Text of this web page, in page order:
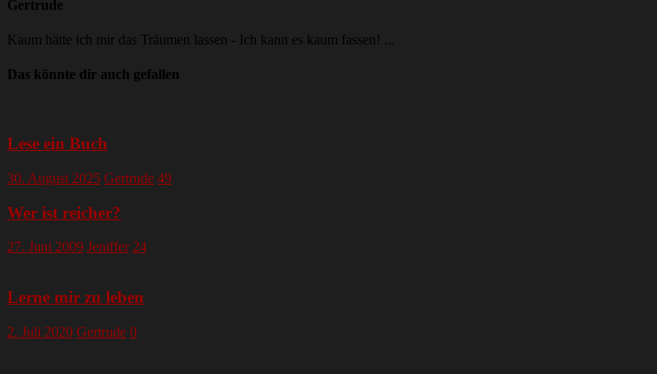
Gertrude
Kaum hätte ich mir das Träumen lassen - Ich kann es kaum fassen! ...
Das könnte dir auch gefallen
Lese ein Buch
30. August 2025 Gertrude 49
Wer ist reicher?
27. Juni 2009 Jeniffer 24
Lerne mir zu leben
2. Juli 2020 Gertrude 0